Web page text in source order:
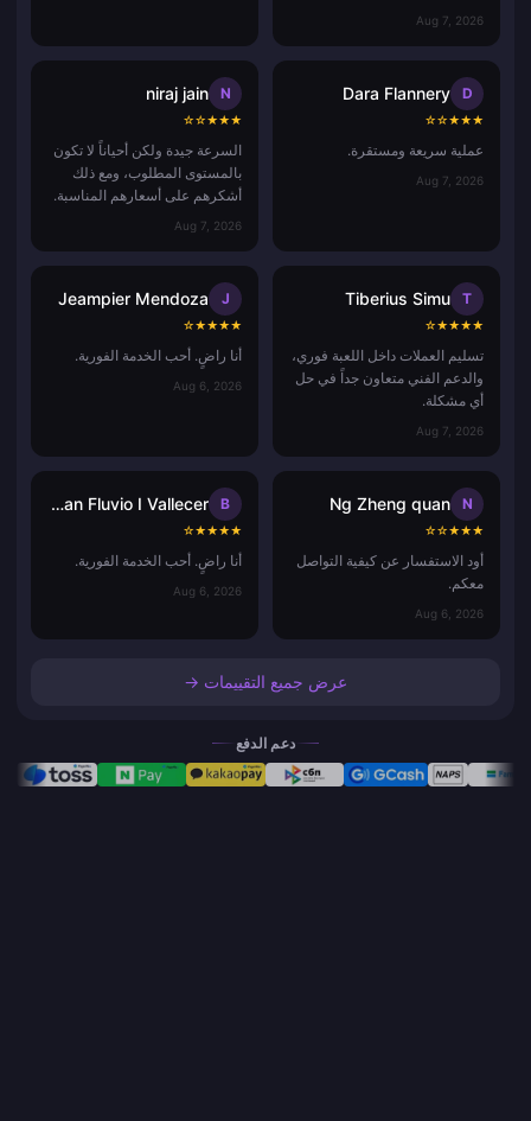
Aug 7, 2026
D
Dara Flannery
★
★
★
☆
☆
عملية سريعة ومستقرة.
Aug 7, 2026
N
niraj jain
★
★
★
☆
☆
السرعة جيدة ولكن أحياناً لا تكون
بالمستوى المطلوب، ومع ذلك
أشكرهم على أسعارهم المناسبة.
Aug 7, 2026
T
Tiberius Simu
★
★
★
★
☆
تسليم العملات داخل اللعبة فوري،
والدعم الفني متعاون جداً في حل
أي مشكلة.
Aug 7, 2026
J
Jeampier Mendoza
★
★
★
★
☆
أنا راضٍ. أحب الخدمة الفورية.
Aug 6, 2026
N
Ng Zheng quan
★
★
★
☆
☆
أود الاستفسار عن كيفية التواصل
معكم.
Aug 6, 2026
B
Bryan Fluvio I Vallecer
★
★
★
★
☆
أنا راضٍ. أحب الخدمة الفورية.
Aug 6, 2026
عرض جميع التقييمات →
دعم الدفع